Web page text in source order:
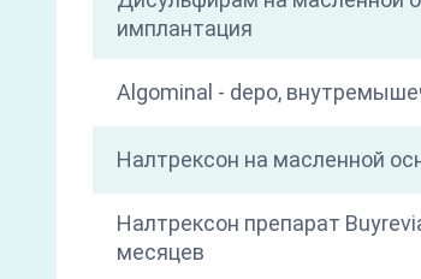
имплантация
Algominal - depo,
Налтрексон на масленной
Налтрексон препарат
месяцев